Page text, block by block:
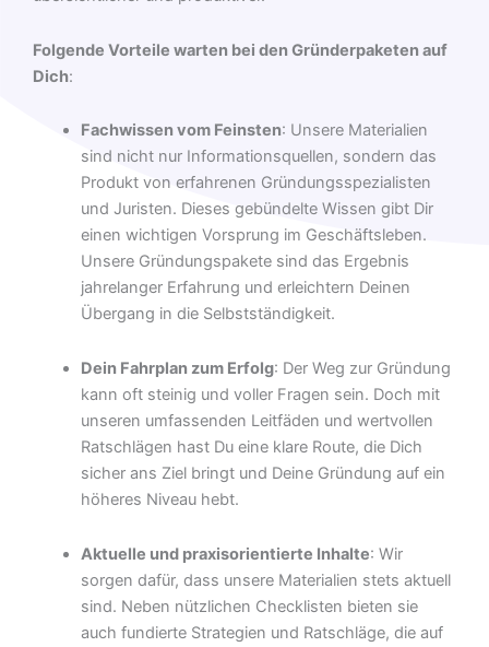
Folgende Vorteile warten bei den Gründerpaketen auf
Dich:
Fachwissen vom Feinsten: Unsere Materialien
sind nicht nur Informationsquellen, sondern das
Produkt von erfahrenen Gründungsspezialisten
und Juristen. Dieses gebündelte Wissen gibt Dir
einen wichtigen Vorsprung im Geschäftsleben.
Unsere Gründungspakete sind das Ergebnis
jahrelanger Erfahrung und erleichtern Deinen
Übergang in die Selbstständigkeit.
Dein Fahrplan zum Erfolg: Der Weg zur Gründung
kann oft steinig und voller Fragen sein. Doch mit
unseren umfassenden Leitfäden und wertvollen
Ratschlägen hast Du eine klare Route, die Dich
sicher ans Ziel bringt und Deine Gründung auf ein
höheres Niveau hebt.
Aktuelle und praxisorientierte Inhalte: Wir
sorgen dafür, dass unsere Materialien stets aktuell
sind. Neben nützlichen Checklisten bieten sie
auch fundierte Strategien und Ratschläge, die auf